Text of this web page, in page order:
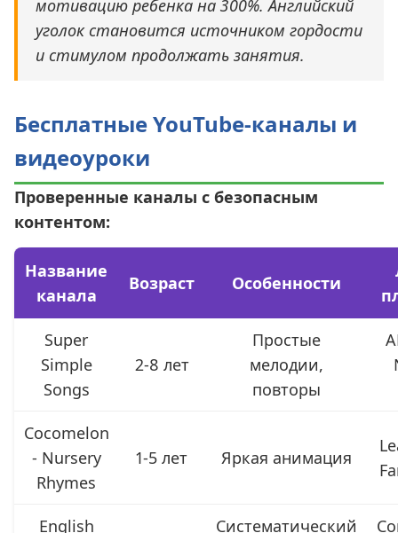
мотивацию ребенка на 300%. Английский
уголок становится источником гордости
и стимулом продолжать занятия.
Бесплатные YouTube-каналы и
видеоуроки
Проверенные каналы с безопасным
контентом:
Название
канала
Возраст Особенности
Super
Simple
Songs
2-8 лет
Простые
мелодии,
повторы
Cocomelon
- Nursery
Rhymes
1-5 лет Яркая анимация
English
Систематический